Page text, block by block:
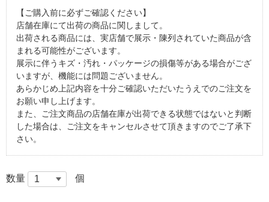
【ご購入前に必ずご確認ください】
店舗在庫にて出荷の商品に関しまして。
出荷される商品には、実店舗で展示・陳列されていた商品が含
まれる可能性がございます。
展示に伴うキズ・汚れ・パッケージの損傷等がある場合がござ
いますが、機能には問題ございません。
あらかじめ上記内容を十分ご確認いただいたうえでのご注文を
お願い申し上げます。
また、ご注文商品の店舗在庫が出荷できる状態ではないと判断
した場合は、ご注文をキャンセルさせて頂きますのでご了承下
さい。
数量 個